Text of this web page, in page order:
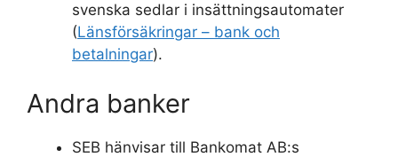
svenska sedlar i insättningsautomater
(Länsförsäkringar – bank och
betalningar).
Andra banker
SEB hänvisar till Bankomat AB:s